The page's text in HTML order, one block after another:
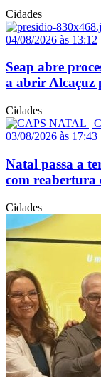
Cidades
04/08/2026 às 13:12
Seap abre
a abrir Alcaçuz
Cidades
03/08/2026 às 17:43
Natal passa a
com reabertura
Cidades